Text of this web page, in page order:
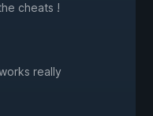
cheats !
really